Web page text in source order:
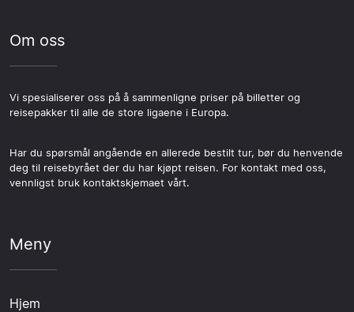
Om oss
Vi spesialiserer oss på å sammenligne priser på billetter og
reisepakker til alle de store ligaene i Europa.
Har du spørsmål angående en allerede bestilt tur, bør du henvende
deg til reisebyrået der du har kjøpt reisen. For kontakt med oss,
vennligst bruk kontaktskjemaet vårt.
Meny
Hjem